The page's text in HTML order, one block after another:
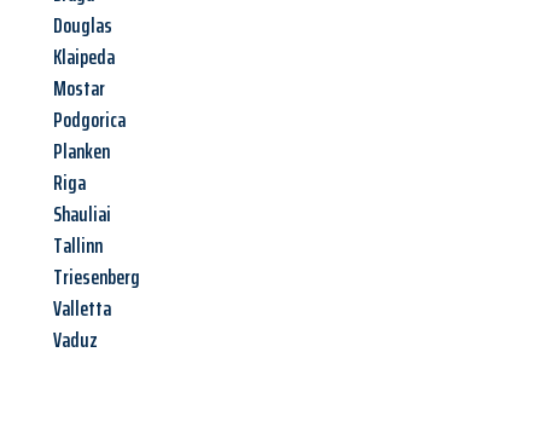
Douglas
Klaipeda
Mostar
Podgorica
Planken
Riga
Shauliai
Tallinn
Triesenberg
Valletta
Vaduz